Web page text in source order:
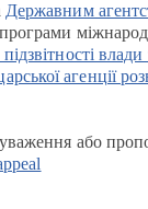
Державним
агенції
або